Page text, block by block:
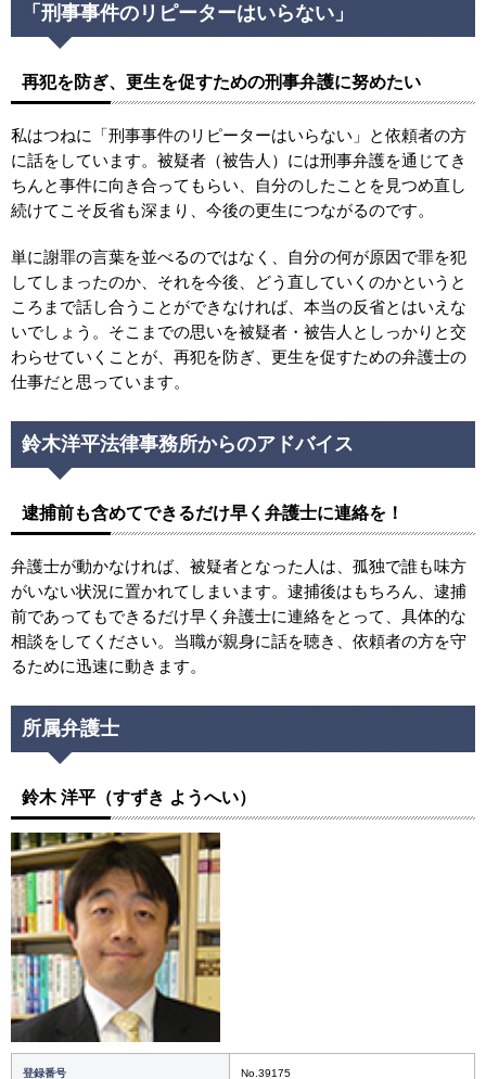
「刑事事件のリピーターはいらない」
再犯を防ぎ、更生を促すための刑事弁護に努めたい
私はつねに「刑事事件のリピーターはいらない」と依頼者の方
に話をしています。被疑者（被告人）には刑事弁護を通じてき
ちんと事件に向き合ってもらい、自分のしたことを見つめ直し
続けてこそ反省も深まり、今後の更生につながるのです。
単に謝罪の言葉を並べるのではなく、自分の何が原因で罪を犯
してしまったのか、それを今後、どう直していくのかというと
ころまで話し合うことができなければ、本当の反省とはいえな
いでしょう。そこまでの思いを被疑者・被告人としっかりと交
わらせていくことが、再犯を防ぎ、更生を促すための弁護士の
仕事だと思っています。
鈴木洋平法律事務所からのアドバイス
逮捕前も含めてできるだけ早く弁護士に連絡を！
弁護士が動かなければ、被疑者となった人は、孤独で誰も味方
がいない状況に置かれてしまいます。逮捕後はもちろん、逮捕
前であってもできるだけ早く弁護士に連絡をとって、具体的な
相談をしてください。当職が親身に話を聴き、依頼者の方を守
るために迅速に動きます。
所属弁護士
鈴木 洋平（すずき ようへい）
登録番号 No.39175